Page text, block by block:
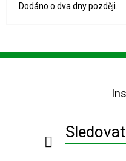
Dodáno o dva dny později.
Z